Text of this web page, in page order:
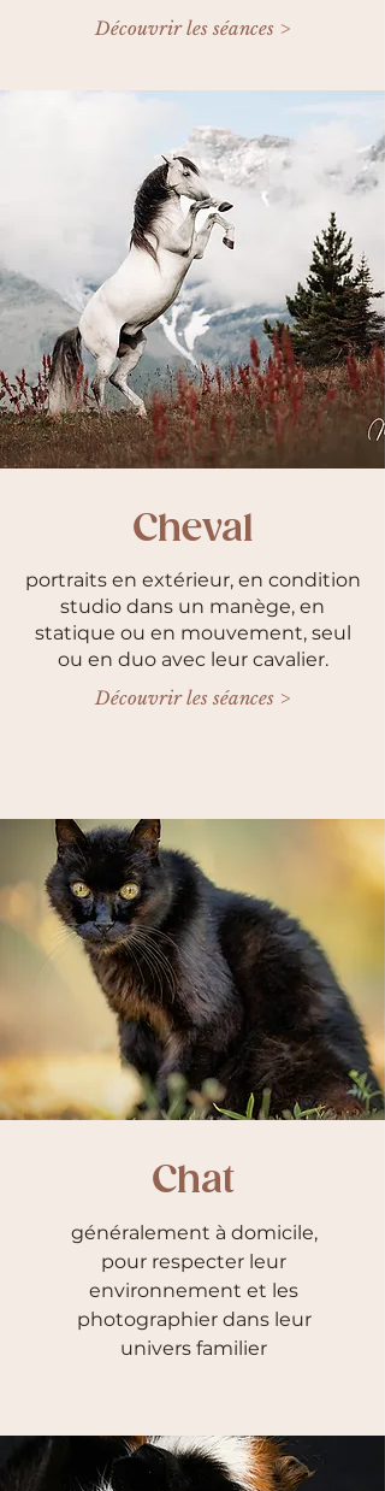
Découvrir les séances >
Cheval
portraits en extérieur, en condition
studio dans un manège, en
statique ou en mouvement, seul
ou en duo avec leur cavalier.
Découvrir les séances >
Chat
généralement à domicile,
pour respecter leur
environnement et les
photographier dans leur
univers familier